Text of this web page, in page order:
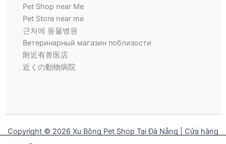
Pet Shop near Me
Pet Store near me
근처에 동물병원
Ветеринарный магазин поблизости
附近有兽医店
近くの動物病院
Copyright © 2026 Xu Bông Pet Shop Tại Đà Nẵng | Cửa hàng